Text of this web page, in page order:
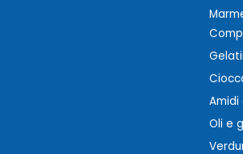
Amidi
Oli e